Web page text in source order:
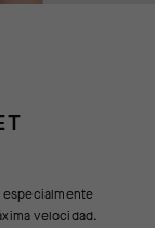
velocidad.